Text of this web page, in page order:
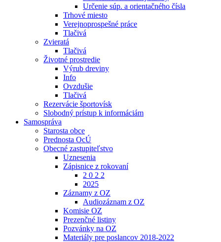
Určenie súp. a orientačného čísla
Trhové miesto
Verejnoprospešné práce
Tlačivá
Zvieratá
Tlačivá
Životné prostredie
Výrub dreviny
Info
Ovzdušie
Tlačivá
Rezervácie športovísk
Slobodný prístup k informáciám
Samospráva
Starosta obce
Prednosta OcÚ
Obecné zastupiteľstvo
Uznesenia
Zápisnice z rokovaní
2 0 2 2
2025
Záznamy z OZ
Audiozáznam z OZ
Komisie OZ
Prezenčné listiny
Pozvánky na OZ
Materiály pre poslancov 2018-2022